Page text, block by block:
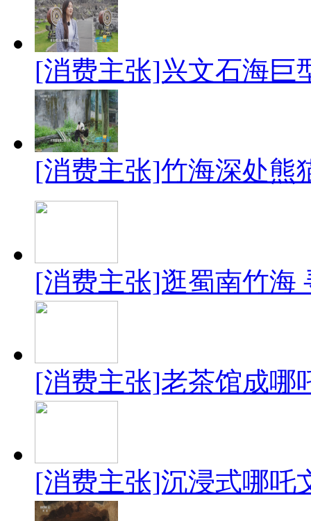
[消费主张]兴文石海巨
[消费主张]竹海深处熊
[消费主张]逛蜀南竹海
[消费主张]老茶馆成哪
[消费主张]沉浸式哪吒